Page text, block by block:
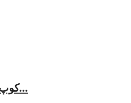
کوپ 30 سے پہلے عالمی رپورٹس: زمین، غربت اور عمل کا...